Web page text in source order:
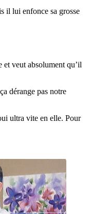
il lui enfonce sa grosse
et veut absolument qu’il
dérange pas notre
ultra vite en elle. Pour